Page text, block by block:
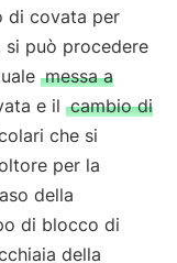
di covata per
può procedere
messa a
e il cambio di
che si
per la
della
di blocco di
della